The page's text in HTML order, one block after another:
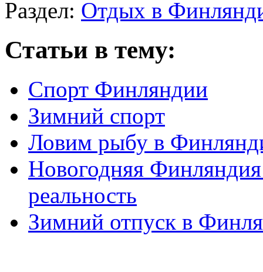
Раздел: Отдых в
Статьи в тему:
Спорт Финляндии
Зимний спорт
Ловим рыбу в
Новогодняя Финляндия
реальность
Зимний отпуск в